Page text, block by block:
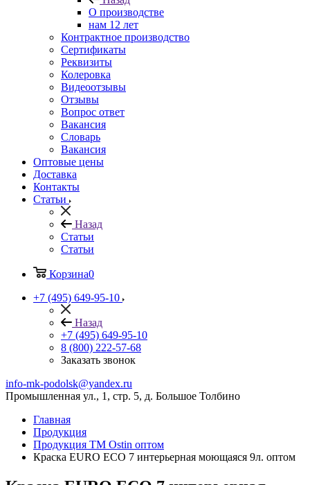
О производстве
нам 12 лет
Контрактное производство
Сертификаты
Реквизиты
Колеровка
Видеоотзывы
Отзывы
Вопрос ответ
Вакансия
Словарь
Вакансия
Оптовые цены
Доставка
Контакты
Статьи
Назад
Статьи
Статьи
Корзина0
+7 (495) 649-95-10
Назад
+7 (495) 649-95-10
8 (800) 222-57-68
Заказать звонок
info-mk-podolsk@yandex.ru
Промышленная ул., 1, стр. 5, д. Большое Толбино
Главная
Продукция
Продукция ТМ Ostin оптом
Краска EURO ECO 7 интерьерная моющаяся 9л. оптом